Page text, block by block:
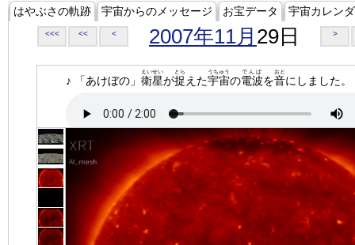
はやぶさの軌跡 宇宙からのメッセージ お宝データ 宇宙カレン
<<< << < 2007年11月 29日 >
♪ 「あけぼの」 衛星
えいせい
が捉
とら
えた宇宙
うちゅう
の電波
でんぱ
を音
おと
にしました。